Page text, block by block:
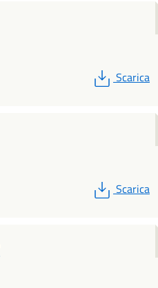
PDF
Scarica
PDF
Scarica